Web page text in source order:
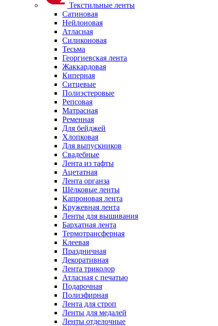
Текстильные ленты
Сатиновая
Нейлоновая
Атласная
Силиконовая
Тесьма
Георгиевская лента
Жаккардовая
Киперная
Ситцевые
Полиэстеровые
Репсовая
Матрасная
Ременная
Для бейджей
Хлопковая
Для выпускников
Свадебные
Лента из тафты
Ацетатная
Лента органза
Шёлковые ленты
Капроновая лента
Кружевная лента
Ленты для вышивания
Бархатная лента
Термотрансферная
Клеевая
Праздничная
Декоративная
Лента триколор
Атласная с печатью
Подарочная
Полиэфирная
Лента для строп
Ленты для медалей
Ленты отделочные